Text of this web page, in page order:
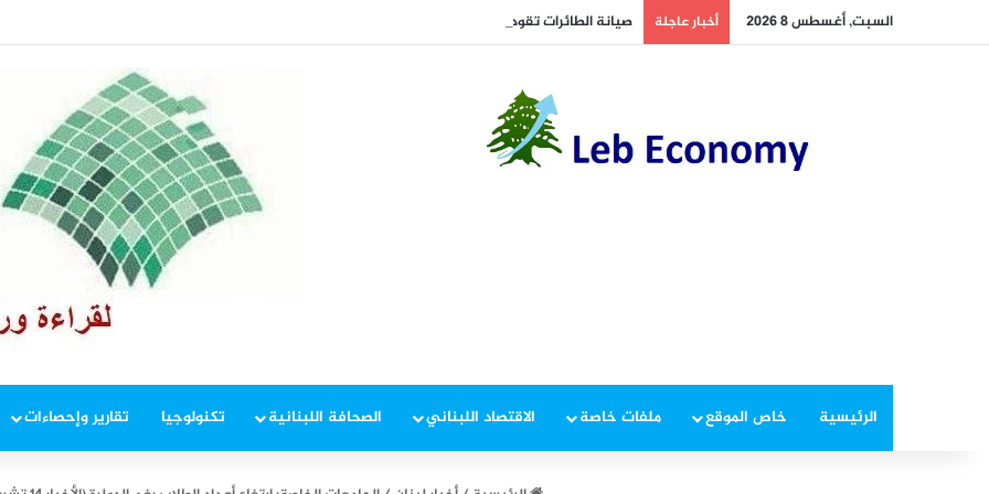
السبت, أغسطس 8 2026 أخبار عاجلة صيانة الطائرات تقود إيرادات «طيران أبوظبي» للنمو 28% في النصف الأول
الرئيسية خاص الموقع ملفات خاصة الاقتصاد اللبناني الصحافة اللبنانية تكنولوجيا تقارير وإحصاءات